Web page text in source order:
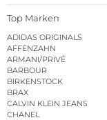
Top Marken
ADIDAS ORIGINALS
AFFENZAHN
ARMANI/PRIVÉ
BARBOUR
BIRKENSTOCK
BRAX
CALVIN KLEIN JEANS
CHANEL